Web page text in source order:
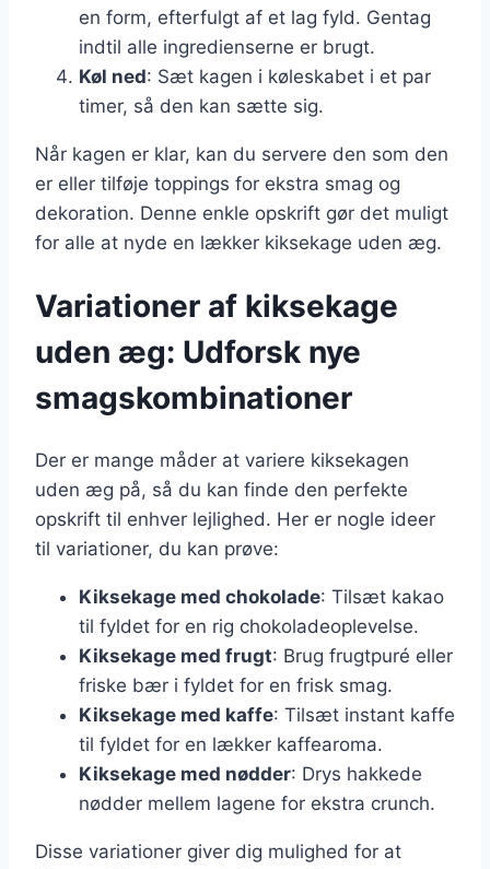
en form, efterfulgt af et lag fyld. Gentag
indtil alle ingredienserne er brugt.
Køl ned: Sæt kagen i køleskabet i et par
timer, så den kan sætte sig.
Når kagen er klar, kan du servere den som den
er eller tilføje toppings for ekstra smag og
dekoration. Denne enkle opskrift gør det muligt
for alle at nyde en lækker kiksekage uden æg.
Variationer af kiksekage
uden æg: Udforsk nye
smagskombinationer
Der er mange måder at variere kiksekagen
uden æg på, så du kan finde den perfekte
opskrift til enhver lejlighed. Her er nogle ideer
til variationer, du kan prøve:
Kiksekage med chokolade: Tilsæt kakao
til fyldet for en rig chokoladeoplevelse.
Kiksekage med frugt: Brug frugtpuré eller
friske bær i fyldet for en frisk smag.
Kiksekage med kaffe: Tilsæt instant kaffe
til fyldet for en lækker kaffearoma.
Kiksekage med nødder: Drys hakkede
nødder mellem lagene for ekstra crunch.
Disse variationer giver dig mulighed for at